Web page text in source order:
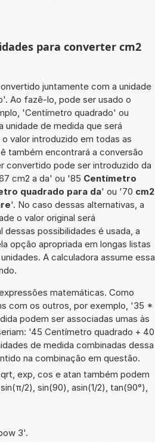
para converter cm2
juntamente com a unidade
Ao fazê-lo, pode ser usado o
'Centímetro quadrado' ou
unidade de medida que será
valor introduzido em todas as
também encontrará a conversão
convertido pode ser introduzido da
cm2 a da' ou '85 Centímetro
quadrado para da' ou '70 cm2
'. No caso dessas alternativas, a
o valor original será
possibilidades é usada, a
opção apropriada em longas listas
A calculadora assume essa
matemáticas. Como
com os outros, por exemplo, '35 *
podem ser associadas umas às
'45 Centímetro quadrado + 40
de medida combinadas dessa
na combinação em questão.
exp, cos e atan também podem
2), sin(90), asin(1/2), tan(90°),
3'.